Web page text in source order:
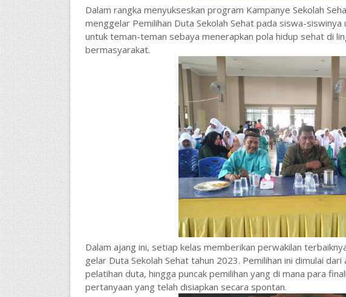
Dalam rangka menyukseskan program Kampanye Sekolah
menggelar Pemilihan Duta Sekolah Sehat pada siswa-
untuk teman-teman sebaya menerapkan pola hidup sehat di
bermasyarakat.
Dalam ajang ini, setiap kelas memberikan perwakilan
gelar Duta Sekolah Sehat tahun 2023. Pemilihan ini dimulai
pelatihan duta, hingga puncak pemilihan yang di mana para
pertanyaan yang telah disiapkan secara spontan.